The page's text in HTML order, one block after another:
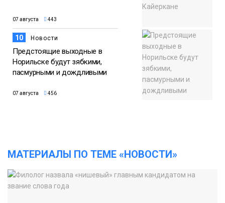
07 августа 443
10 Новости
Предстоящие выходные в
Норильске будут зябкими,
пасмурными и дождливыми
07 августа 456
МАТЕРИАЛЫ ПО ТЕМЕ «НОВОСТИ»